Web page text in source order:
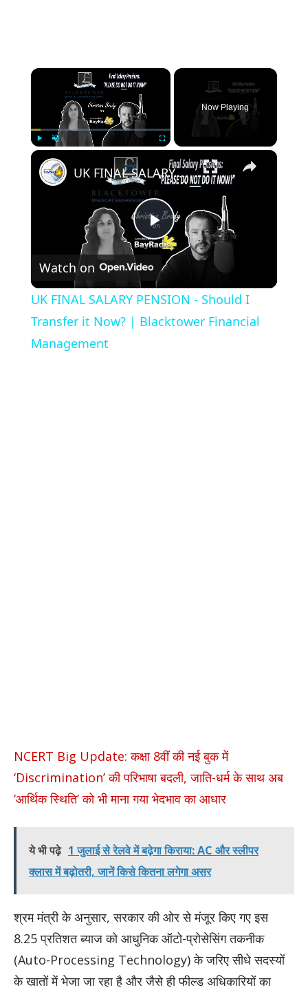
×
Now Playing
×
Play
Video
UK FINAL SALARY PENSION - Should I Transfer it Now? | Blacktower Financial Management
Watch on
UK FINAL SALARY PENSION - Should I
Transfer it Now? | Blacktower Financial
Management
NCERT Big Update: कक्षा 8वीं की नई बुक में
‘Discrimination’ की परिभाषा बदली, जाति-धर्म के साथ अब
‘आर्थिक स्थिति’ को भी माना गया भेदभाव का आधार
ये भी पढ़े 1 जुलाई से रेलवे में बढ़ेगा किराया: AC और स्लीपर
क्लास में बढ़ोतरी, जानें किसे कितना लगेगा असर
श्रम मंत्री के अनुसार, सरकार की ओर से मंजूर किए गए इस
8.25 प्रतिशत ब्याज को आधुनिक ऑटो-प्रोसेसिंग तकनीक
(Auto-Processing Technology) के जरिए सीधे सदस्यों
के खातों में भेजा जा रहा है और जैसे ही फील्ड अधिकारियों का